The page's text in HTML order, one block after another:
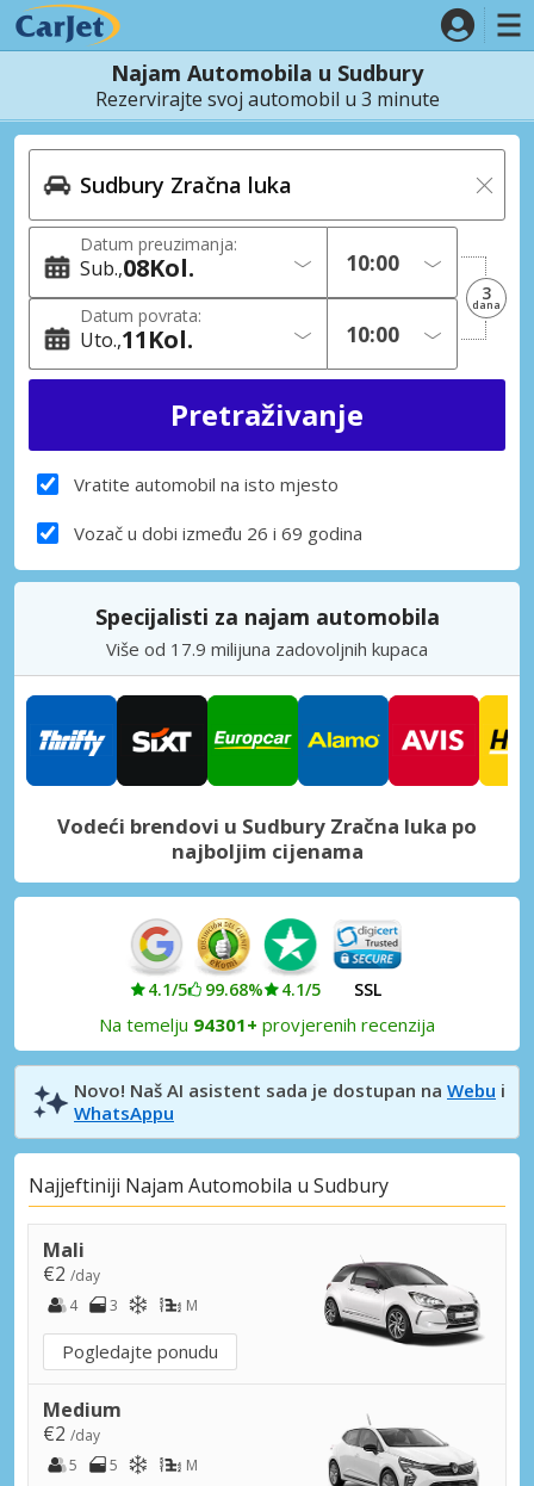
Najam Automobila u Sudbury
Rezervirajte svoj automobil u 3 minute
Datum preuzimanja:
Sub. 08Kol.
Datum povrata:
Uto. 11Kol.
3
dana
Vratite automobil na isto mjesto
Vozač u dobi između 26 i 69 godina
Specijalisti za najam automobila
Više od 17.9 milijuna zadovoljnih kupaca
Vodeći brendovi u Sudbury Zračna luka po
najboljim cijenama
4.1/5 99.68% 4.1/5 SSL
Na temelju 94301+ provjerenih recenzija
Novo! Naš AI asistent sada je dostupan na Webu i
WhatsAppu
Najjeftiniji Najam Automobila u Sudbury
Mali
€2 /day
4
3 M
Pogledajte ponudu
Medium
€2 /day
5
5 M